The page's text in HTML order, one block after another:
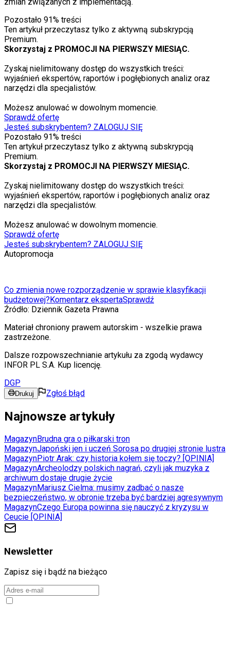
Pozostało 91% treści
Ten artykuł przeczytasz tylko z aktywną subskrypcją
Premium.
Skorzystaj z PROMOCJI NA PIERWSZY MIESIĄC.
Zyskaj nielimitowany dostęp do wszystkich treści:
wyjaśnień ekspertów, raportów i pogłębionych analiz oraz
narzędzi dla specjalistów.
Możesz anulować w dowolnym momencie.
Sprawdź ofertę
Jesteś subskrybentem? ZALOGUJ SIĘ
Pozostało 91% treści
Ten artykuł przeczytasz tylko z aktywną subskrypcją
Premium.
Skorzystaj z PROMOCJI NA PIERWSZY MIESIĄC.
Zyskaj nielimitowany dostęp do wszystkich treści:
wyjaśnień ekspertów, raportów i pogłębionych analiz oraz
narzędzi dla specjalistów.
Możesz anulować w dowolnym momencie.
Sprawdź ofertę
Jesteś subskrybentem? ZALOGUJ SIĘ
Autopromocja
Co zmienia nowe rozporządzenie w sprawie klasyfikacji
budżetowej?Komentarz ekspertaSprawdź
Źródło: Dziennik Gazeta Prawna
Materiał chroniony prawem autorskim - wszelkie prawa
zastrzeżone.
Dalsze rozpowszechnianie artykułu za zgodą wydawcy
INFOR PL S.A. Kup licencję.
DGP
Drukuj Zgłoś błąd
Najnowsze artykuły
MagazynBrudna gra o piłkarski tron
MagazynJapoński jen i uczeń Sorosa po drugiej stronie lustra
MagazynPiotr Arak: czy historia kołem się toczy? [OPINIA]
MagazynArcheolodzy polskich nagrań, czyli jak muzyka z
archiwum dostaje drugie życie
MagazynMariusz Cielma: musimy zadbać o nasze
bezpieczeństwo, w obronie trzeba być bardziej agresywnym
MagazynCzego Europa powinna się nauczyć z kryzysu w
Ceucie [OPINIA]
Newsletter
Zapisz się i bądź na bieżąco